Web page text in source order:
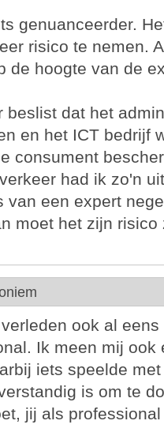
genuanceerder.
risico te nemen.
de hoogte van de
beslist dat het
en het ICT bedrijf
consument
had ik zo'n
van een expert
moet het zijn
ook al
Ik meen mij ook
iets speelde
is om te
jij als